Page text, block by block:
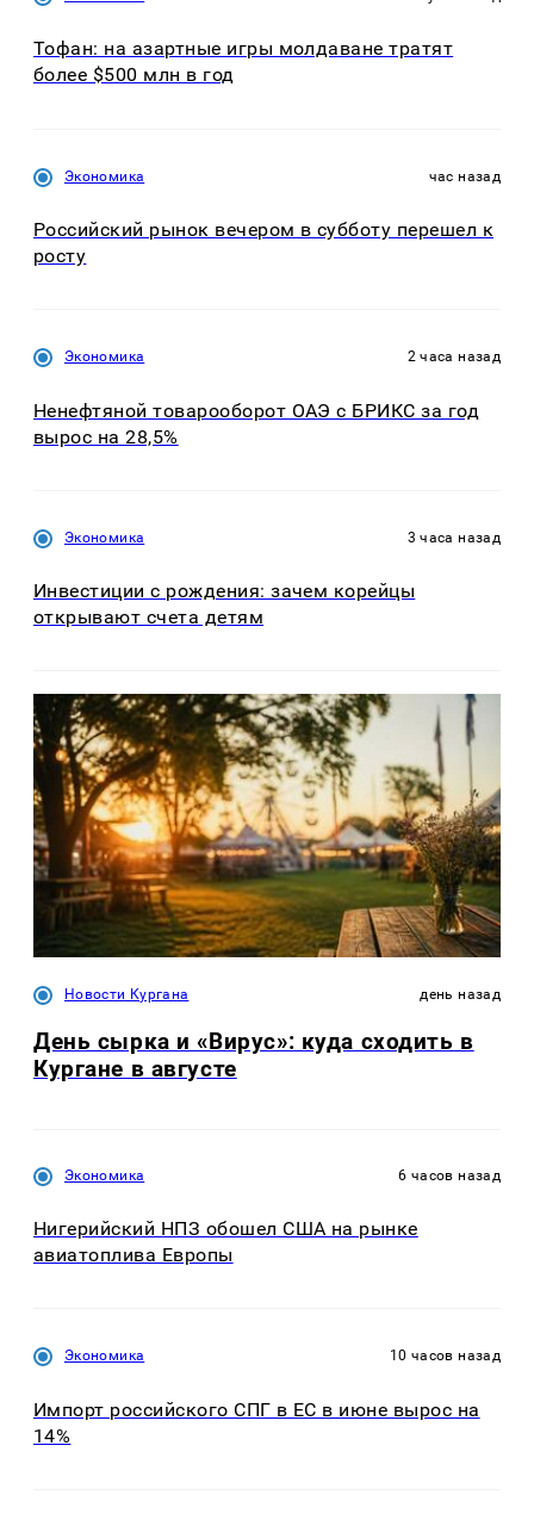
Тофан: на азартные игры молдаване тратят
более $500 млн в год
Экономика час назад
Российский рынок вечером в субботу перешел к
росту
Экономика 2 часа назад
Ненефтяной товарооборот ОАЭ с БРИКС за год
вырос на 28,5%
Экономика 3 часа назад
Инвестиции с рождения: зачем корейцы
открывают счета детям
Новости Кургана день назад
День сырка и «Вирус»: куда сходить в
Кургане в августе
Экономика 6 часов назад
Нигерийский НПЗ обошел США на рынке
авиатоплива Европы
Экономика 10 часов назад
Импорт российского СПГ в ЕС в июне вырос на
14%